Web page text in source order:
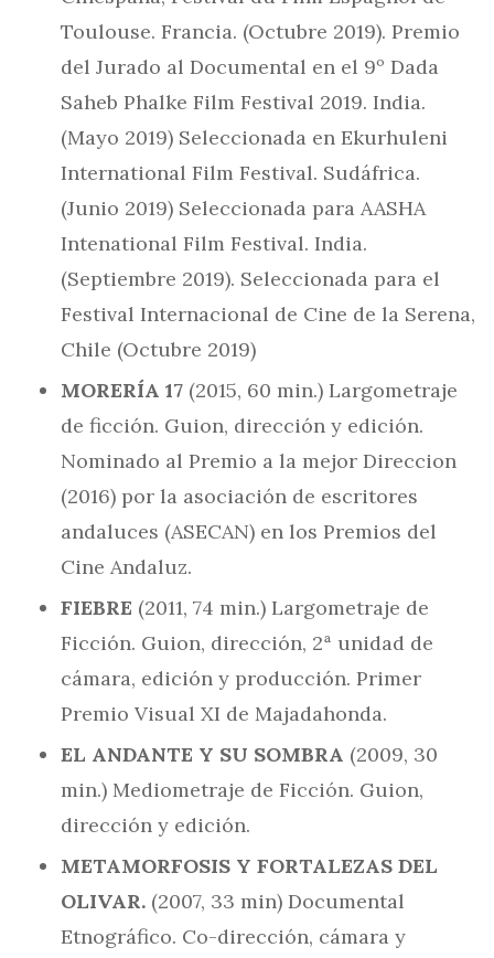
Toulouse. Francia. (Octubre 2019). Premio
del Jurado al Documental en el 9º Dada
Saheb Phalke Film Festival 2019. India.
(Mayo 2019) Seleccionada en Ekurhuleni
International Film Festival. Sudáfrica.
(Junio 2019) Seleccionada para AASHA
Intenational Film Festival. India.
(Septiembre 2019). Seleccionada para el
Festival Internacional de Cine de la Serena,
Chile (Octubre 2019)
MORERÍA 17 (2015, 60 min.) Largometraje
de ficción. Guion, dirección y edición.
Nominado al Premio a la mejor Direccion
(2016) por la asociación de escritores
andaluces (ASECAN) en los Premios del
Cine Andaluz.
FIEBRE (2011, 74 min.) Largometraje de
Ficción. Guion, dirección, 2ª unidad de
cámara, edición y producción. Primer
Premio Visual XI de Majadahonda.
EL ANDANTE Y SU SOMBRA (2009, 30
min.) Mediometraje de Ficción. Guion,
dirección y edición.
METAMORFOSIS Y FORTALEZAS DEL
OLIVAR. (2007, 33 min) Documental
Etnográfico. Co-dirección, cámara y